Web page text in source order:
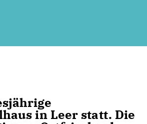
in Leer statt. Die